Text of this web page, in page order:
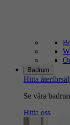
Badrum
Hitta
Se våra
Hitta oss